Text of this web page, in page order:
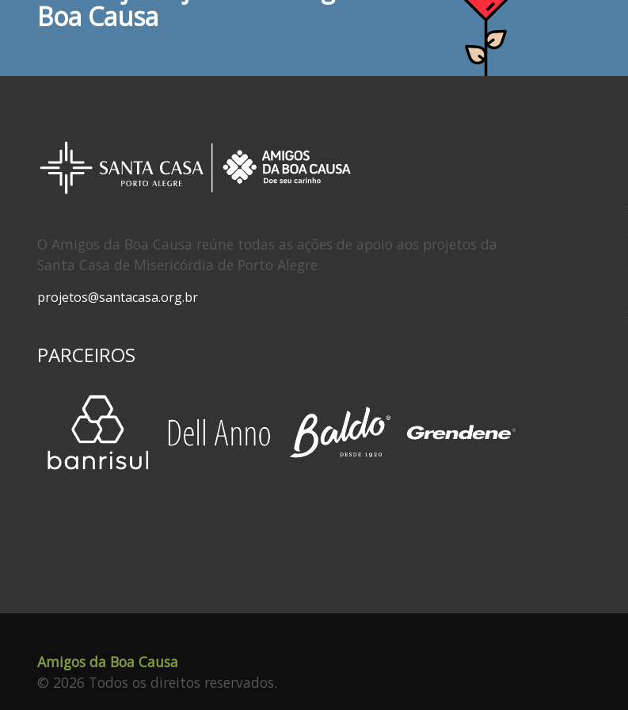
Boa Causa
O Amigos da Boa Causa reúne todas as ações de apoio aos projetos da
Santa Casa de Misericórdia de Porto Alegre.
projetos@santacasa.org.br
PARCEIROS
Amigos da Boa Causa
© 2026 Todos os direitos reservados.